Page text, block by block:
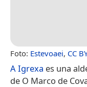
Foto: Estevoaei, CC
A Igrexa es una
de O Marco de